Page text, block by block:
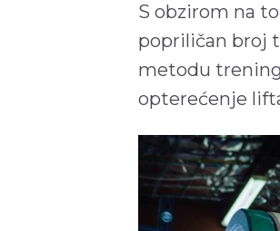
S obzirom na
popriličan broj
metodu
opterećenje